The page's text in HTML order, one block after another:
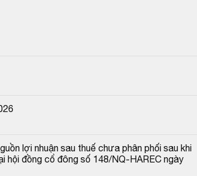
lợi nhuận sau thuế chưa phân phối sau khi
hội đồng cổ đông số 148/NQ-HAREC ngày